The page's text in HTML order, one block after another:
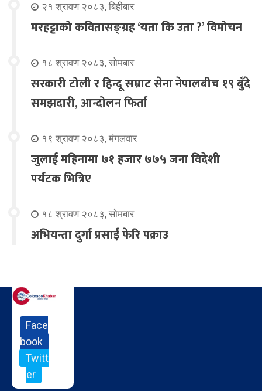
२१ श्रावण २०८३, बिहीबार
मरहट्टाको कवितासङ्ग्रह ‘यता कि उता ?’ विमोचन
१८ श्रावण २०८३, सोमबार
सरकारी टोली र हिन्दू सम्राट सेना नेपालबीच १९ बुँदे
समझदारी, आन्दोलन फिर्ता
१९ श्रावण २०८३, मंगलवार
जुलाई महिनामा ७१ हजार ७७५ जना विदेशी
पर्यटक भित्रिए
१८ श्रावण २०८३, सोमबार
अभियन्ता दुर्गा प्रसाईं फेरि पक्राउ
Face
book
Twitt
er